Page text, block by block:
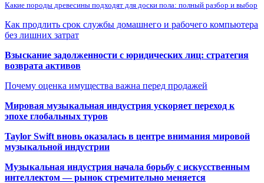
Какие породы древесины подходят для доски пола: полный разбор и выбор
Как продлить срок службы домашнего и рабочего компьютера
без лишних затрат
Взыскание задолженности с юридических лиц: стратегия
возврата активов
Почему оценка имущества важна перед продажей
Мировая музыкальная индустрия ускоряет переход к
эпохе глобальных туров
Taylor Swift вновь оказалась в центре внимания мировой
музыкальной индустрии
Музыкальная индустрия начала борьбу с искусственным
интеллектом — рынок стремительно меняется